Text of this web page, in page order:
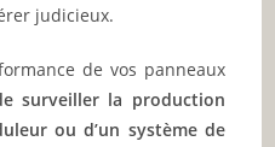
judicieux.
de vos panneaux
surveiller la production
ou d’un système de